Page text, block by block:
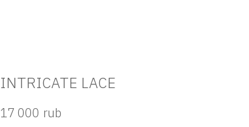
INTRICATE LACE
17 000 rub